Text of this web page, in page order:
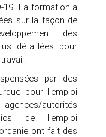
19. La formation a
sur la façon de
des
détaillées pour
par des
pour l'emploi
autorités
de l'emploi
ont fait des